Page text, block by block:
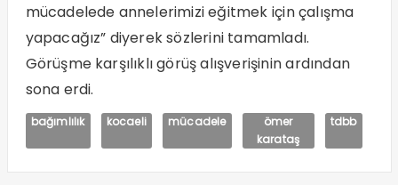
mücadelede annelerimizi eğitmek için çalışma
yapacağız” diyerek sözlerini tamamladı.
Görüşme karşılıklı görüş alışverişinin ardından
sona erdi.
bağımlılık kocaeli mücadele
ömer
karataş
tdbb